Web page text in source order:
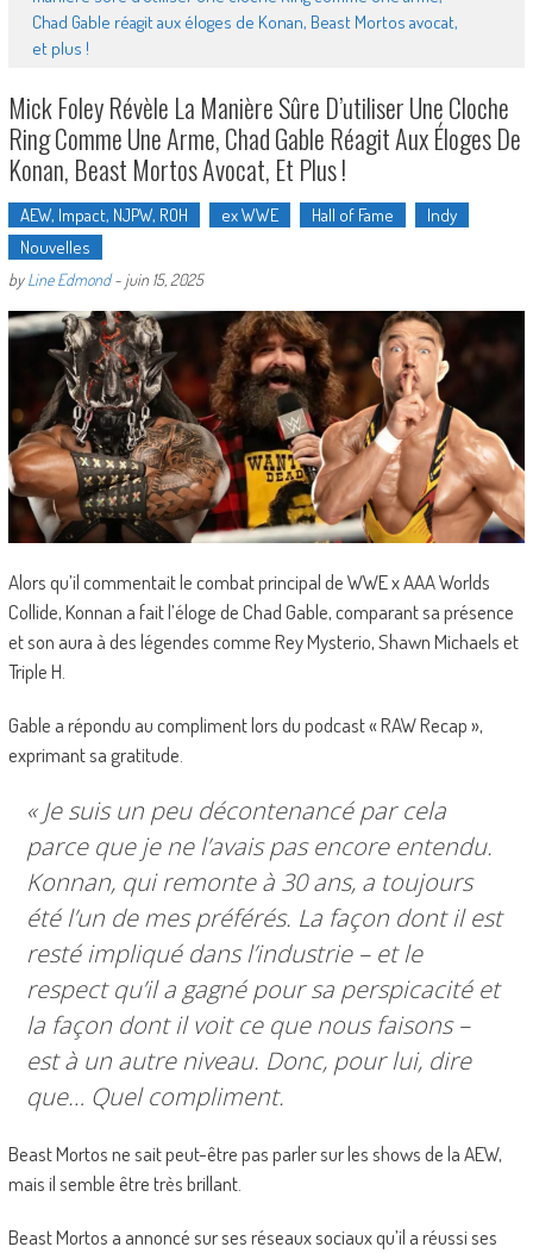
Chad Gable réagit aux éloges de Konan, Beast Mortos avocat,
et plus !
Mick Foley Révèle La Manière Sûre D’utiliser Une Cloche
Ring Comme Une Arme, Chad Gable Réagit Aux Éloges De
Konan, Beast Mortos Avocat, Et Plus !
AEW, Impact, NJPW, ROH ex WWE Hall of Fame
Indy
Nouvelles
byLine Edmond- juin 15, 2025
Alors qu’il commentait le combat principal de WWE x AAA Worlds
Collide, Konnan a fait l’éloge de Chad Gable, comparant sa présence
et son aura à des légendes comme Rey Mysterio, Shawn Michaels et
Triple H.
Gable a répondu au compliment lors du podcast « RAW Recap »,
exprimant sa gratitude.
« Je suis un peu décontenancé par cela
parce que je ne l’avais pas encore entendu.
Konnan, qui remonte à 30 ans, a toujours
été l’un de mes préférés. La façon dont il est
resté impliqué dans l’industrie – et le
respect qu’il a gagné pour sa perspicacité et
la façon dont il voit ce que nous faisons –
est à un autre niveau. Donc, pour lui, dire
que… Quel compliment.
Beast Mortos ne sait peut-être pas parler sur les shows de la AEW,
mais il semble être très brillant.
Beast Mortos a annoncé sur ses réseaux sociaux qu’il a réussi ses